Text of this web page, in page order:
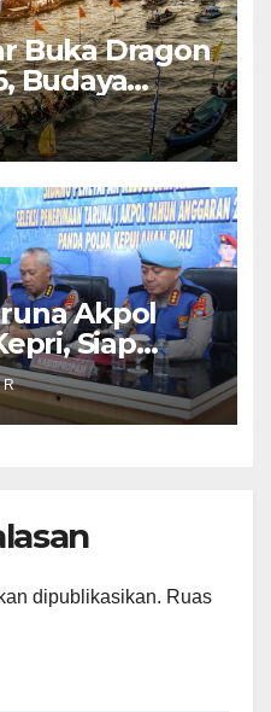
Buka Dragon
Budaya
Pariwisata
Akpol
Siap
Akpol
Juli 2026
R
dipublikasikan. Ruas